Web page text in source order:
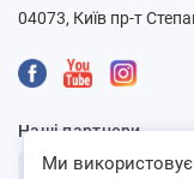
04073, Київ пр-т
Наші партнери
Ми